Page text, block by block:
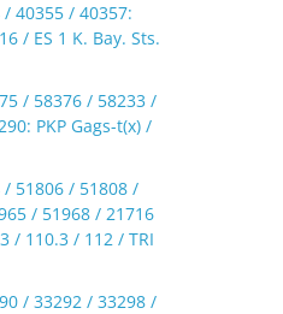
40355 / 40357:
/ ES 1 K. Bay. Sts.
/ 58376 / 58233 /
PKP Gags-t(x) /
/ 51806 / 51808 /
/ 51968 / 21716
/ 110.3 / 112 / TRI
/ 33292 / 33298 /